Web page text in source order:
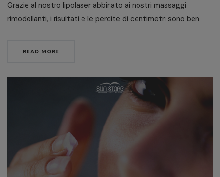
Grazie al nostro lipolaser abbinato ai nostri massaggi
rimodellanti, i risultati e le perdite di centimetri sono ben
READ MORE